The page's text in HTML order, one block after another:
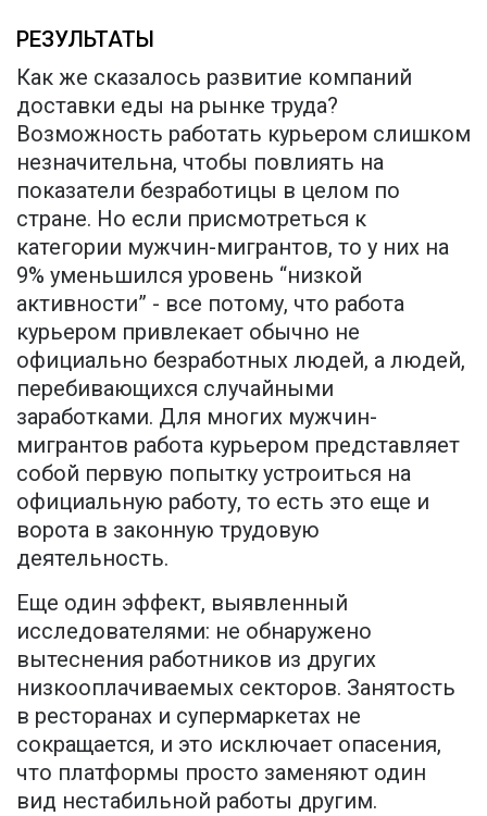
РЕЗУЛЬТАТЫ
Как же сказалось развитие компаний
доставки еды на рынке труда?
Возможность работать курьером слишком
незначительна, чтобы повлиять на
показатели безработицы в целом по
стране. Но если присмотреться к
категории мужчин-мигрантов, то у них на
9% уменьшился уровень “низкой
активности” - все потому, что работа
курьером привлекает обычно не
официально безработных людей, а людей,
перебивающихся случайными
заработками. Для многих мужчин-
мигрантов работа курьером представляет
собой первую попытку устроиться на
официальную работу, то есть это еще и
ворота в законную трудовую
деятельность.
Еще один эффект, выявленный
исследователями: не обнаружено
вытеснения работников из других
низкооплачиваемых секторов. Занятость
в ресторанах и супермаркетах не
сокращается, и это исключает опасения,
что платформы просто заменяют один
вид нестабильной работы другим.